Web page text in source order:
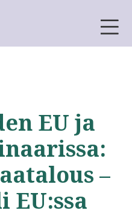
EU ja
–
EU:ssa